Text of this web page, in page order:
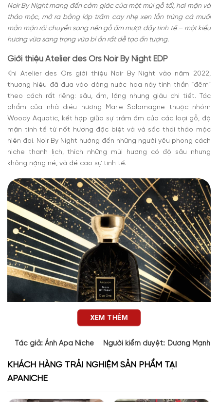
Noir By Night mang đến cảm giác của một mùi gỗ tối, hơi mặn và
thảo mộc, mở ra bằng lớp trầm cay nhẹ xen lẫn trứng cá muối
mằn mặn rồi chuyển sang nền gỗ ấm mượt đầy tinh tế – một kiểu
hương vừa sang trọng vừa bí ẩn rất dễ tạo ấn tượng.
Giới thiệu Atelier des Ors Noir By Night EDP
Khi Atelier des Ors giới thiệu Noir By Night vào năm 2022,
thương hiệu đã đưa vào dòng nước hoa này tinh thần “đêm”
theo cách rất riêng: sâu, ấm, lặng nhưng giàu chi tiết. Tác
phẩm của nhà điều hương Marie Salamagne thuộc nhóm
Woody Aquatic, kết hợp giữa sự trầm ấm của các loại gỗ, độ
mặn tinh tế từ nốt hương đặc biệt và và sắc thái thảo mộc
hiện đại. Noir By Night hướng đến những người yêu phong cách
niche thanh lịch, thích những mùi hương có độ sâu nhưng
không nặng nề, và đề cao sự tinh tế.
XEM THÊM
Tác giả: Ánh Apa Niche Người kiểm duyệt: Dương Mạnh
KHÁCH HÀNG TRẢI NGHIỆM SẢN PHẨM TẠI
APANICHE